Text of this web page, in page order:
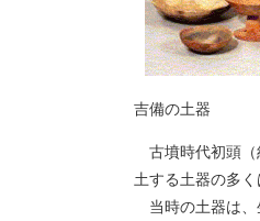
吉備の土器
古墳時代初頭（
土する土器の多
当時の土器は、